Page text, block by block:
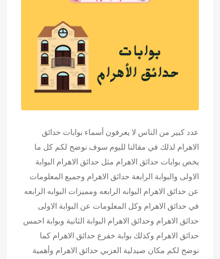
عدد كبير من الناس لا يعرفون أسماء بوابات حدائق
الاهرام لذلك في مقالنا لليوم سوف نوضح لكم كل ما
يخص بوابات حدائق الاهرام مثل حدائق الاهرام البوابة
الاولى والبوابة الرابعة حدائق الاهرام وجميع المعلومات
عن حدائق الاهرام البوابه الرابعه ومميزات البوابه الرابعه
في حدائق الاهرام وكل المعلومات عن البوابة الاولى
حدائق الاهرام وحدائق الاهرام البوابة الثانية وبوابة احمس
حدائق الاهرام وكذلك بوابة خفرع حدائق الاهرام كما
نوضح لكم مكان صيدلية العزبي حدائق الاهرام وأهمية